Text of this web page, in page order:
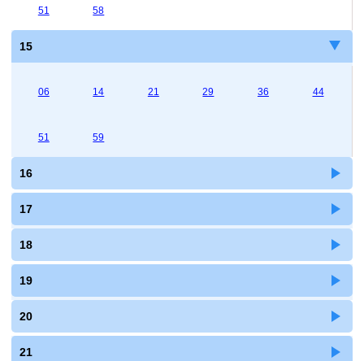
51 58
15
06 14 21 29 36 44
51 59
16
17
18
19
20
21